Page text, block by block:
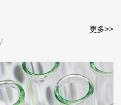
更多>>